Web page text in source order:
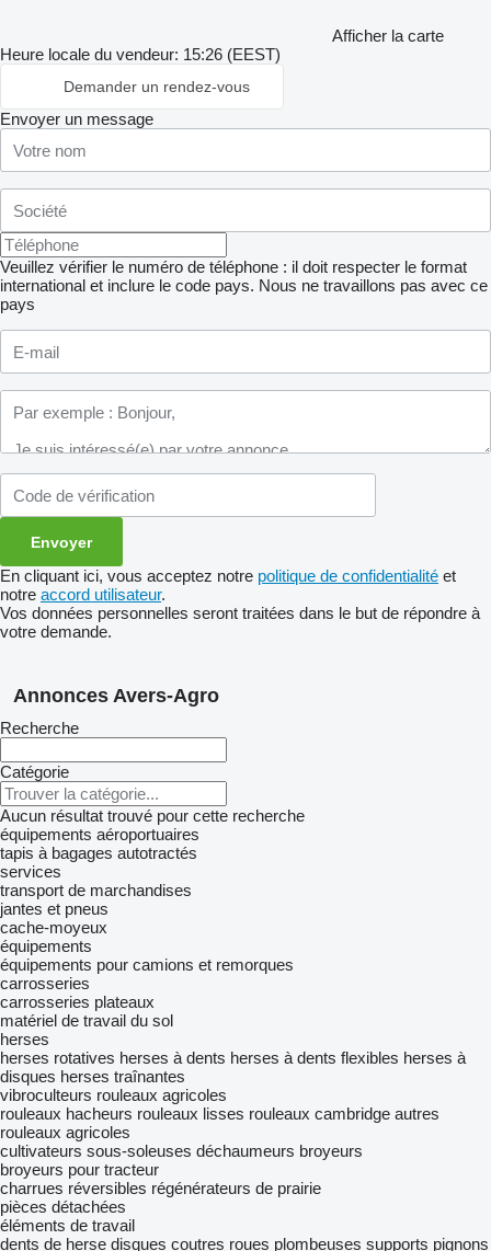
Afficher la carte
Heure locale du vendeur: 15:26 (EEST)
Demander un rendez-vous
Envoyer un message
Veuillez vérifier le numéro de téléphone : il doit respecter le format
international et inclure le code pays. Nous ne travaillons pas avec ce
pays
En cliquant ici, vous acceptez notre politique de confidentialité et
notre accord utilisateur.
Vos données personnelles seront traitées dans le but de répondre à
votre demande.
Annonces Avers-Agro
Recherche
Catégorie
Aucun résultat trouvé pour cette recherche
équipements aéroportuaires
tapis à bagages autotractés
services
transport de marchandises
jantes et pneus
cache-moyeux
équipements
équipements pour camions et remorques
carrosseries
carrosseries plateaux
matériel de travail du sol
herses
herses rotatives herses à dents herses à dents flexibles herses à
disques herses traînantes
vibroculteurs rouleaux agricoles
rouleaux hacheurs rouleaux lisses rouleaux cambridge autres
rouleaux agricoles
cultivateurs sous-soleuses déchaumeurs broyeurs
broyeurs pour tracteur
charrues réversibles régénérateurs de prairie
pièces détachées
éléments de travail
dents de herse disques coutres roues plombeuses supports pignons